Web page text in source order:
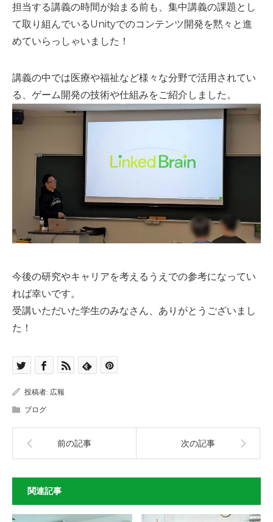
担当する講義の時間が始まる前も、集中講義の課題とし
て取り組んでいるUnityでのコンテンツ開発を黙々と進
めていらっしゃいました！
講義の中では医療や福祉など様々な分野で活用されてい
る、ゲーム開発の技術や仕組みをご紹介しました。
今後の研究やキャリアを考えるうえでの参考になってい
れば幸いです。
受講いただいた学生のみなさん、ありがとうございまし
た！
投稿者: 広報
ブログ
前の記事 次の記事
関連記事